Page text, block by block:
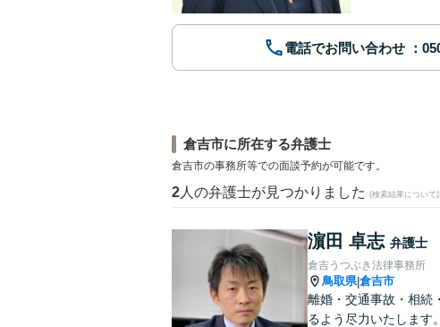
電話でお問い合わせ
倉吉市に所在する弁護士
倉吉市の事務所等での面談予約が可能です。
2 人の弁護士が見つかりました (検索結果について
濵田 卓志 弁護士
倉吉うつぶき法律事務所
鳥取県|倉吉市
離婚・交通事故・相続
るよう尽力いたします